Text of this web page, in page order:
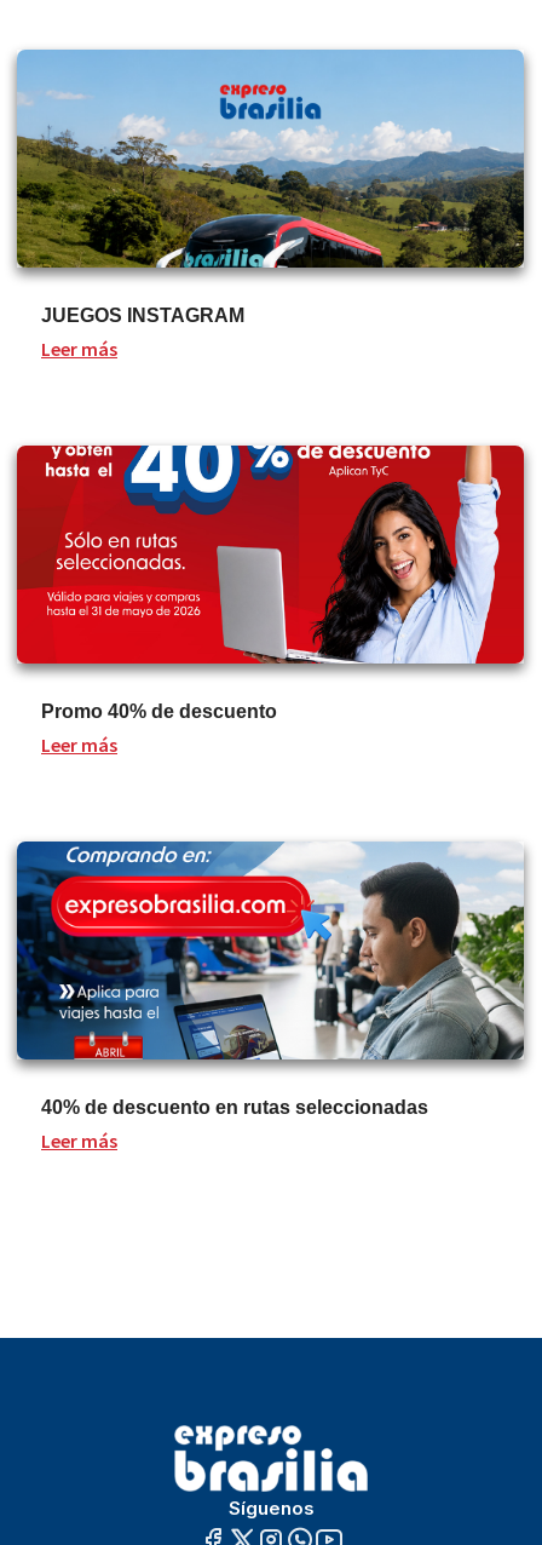
JUEGOS INSTAGRAM
Leer más
Promo 40% de descuento
Leer más
40% de descuento en rutas seleccionadas
Leer más
Síguenos